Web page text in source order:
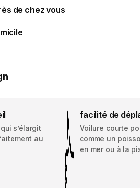
de chez vous
s’élargit
au
facilité de
Voilure courte
comme un
en mer ou à la